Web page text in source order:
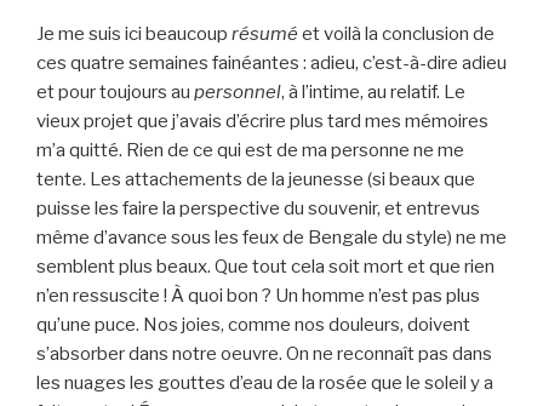
Je me suis ici beaucoup résumé et voilà la conclusion de
ces quatre semaines fainéantes : adieu, c’est-à-dire adieu
et pour toujours au personnel, à l’intime, au relatif. Le
vieux projet que j’avais d’écrire plus tard mes mémoires
m’a quitté. Rien de ce qui est de ma personne ne me
tente. Les attachements de la jeunesse (si beaux que
puisse les faire la perspective du souvenir, et entrevus
même d’avance sous les feux de Bengale du style) ne me
semblent plus beaux. Que tout cela soit mort et que rien
n’en ressuscite ! À quoi bon ? Un homme n’est pas plus
qu’une puce. Nos joies, comme nos douleurs, doivent
s’absorber dans notre oeuvre. On ne reconnaît pas dans
les nuages les gouttes d’eau de la rosée que le soleil y a